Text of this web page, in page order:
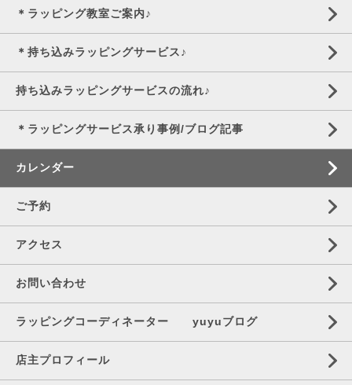
＊ラッピング教室ご案内♪
＊持ち込みラッピングサービス♪
持ち込みラッピングサービスの流れ♪
＊ラッピングサービス承り事例/ブログ記事
カレンダー
ご予約
アクセス
お問い合わせ
ラッピングコーディネーター yuyuブログ
店主プロフィール